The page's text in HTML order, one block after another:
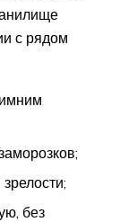
с рядом
без